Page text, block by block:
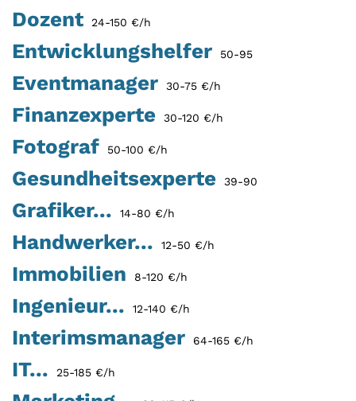
Dozent 24-150 €/h
Entwicklungshelfer 50-95
Eventmanager 30-75 €/h
Finanzexperte 30-120 €/h
Fotograf 50-100 €/h
Gesundheitsexperte 39-90
Grafiker... 14-80 €/h
Handwerker... 12-50 €/h
Immobilien 8-120 €/h
Ingenieur... 12-140 €/h
Interimsmanager 64-165 €/h
IT... 25-185 €/h